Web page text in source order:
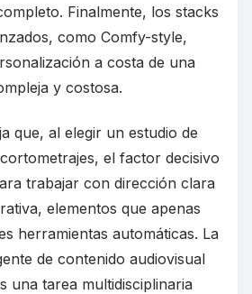
Finalmente, los stacks
como Comfy-style,
a costa de una
y costosa.
que, al elegir un estudio de
el factor decisivo
trabajar con dirección clara
elementos que apenas
herramientas automáticas. La
de contenido audiovisual
una tarea multidisciplinaria